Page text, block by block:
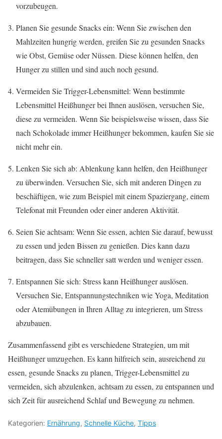
vorzubeugen.
Planen Sie gesunde Snacks ein: Wenn Sie zwischen den
Mahlzeiten hungrig werden, greifen Sie zu gesunden Snacks
wie Obst, Gemüse oder Nüssen. Diese können helfen, den
Hunger zu stillen und sind auch noch gesund.
Vermeiden Sie Trigger-Lebensmittel: Wenn bestimmte
Lebensmittel Heißhunger bei Ihnen auslösen, versuchen Sie,
diese zu vermeiden. Wenn Sie beispielsweise wissen, dass Sie
nach Schokolade immer Heißhunger bekommen, kaufen Sie sie
nicht mehr ein.
Lenken Sie sich ab: Ablenkung kann helfen, den Heißhunger
zu überwinden. Versuchen Sie, sich mit anderen Dingen zu
beschäftigen, wie zum Beispiel mit einem Spaziergang, einem
Telefonat mit Freunden oder einer anderen Aktivität.
Seien Sie achtsam: Wenn Sie essen, achten Sie darauf, bewusst
zu essen und jeden Bissen zu genießen. Dies kann dazu
beitragen, dass Sie schneller satt werden und weniger essen.
Entspannen Sie sich: Stress kann Heißhunger auslösen.
Versuchen Sie, Entspannungstechniken wie Yoga, Meditation
oder Atemübungen in Ihren Alltag zu integrieren, um Stress
abzubauen.
Zusammenfassend gibt es verschiedene Strategien, um mit
Heißhunger umzugehen. Es kann hilfreich sein, ausreichend zu
essen, gesunde Snacks zu planen, Trigger-Lebensmittel zu
vermeiden, sich abzulenken, achtsam zu essen, zu entspannen und
sich Zeit für ausreichend Schlaf und Bewegung zu nehmen.
Kategorien: Ernährung, Schnelle Küche, Tipps